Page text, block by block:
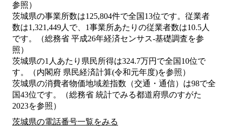
参照）
茨城県の事業所数は125,804件で全国13位です。従業者
数は1,321,449人で、1事業所あたりの従業者数は10.5人
です。（総務省 平成26年経済センサス‐基礎調査を参
照）
茨城県の1人あたり県民所得は324.7万円で全国10位で
す。（内閣府 県民経済計算(令和元年度)を参照）
茨城県の消費者物価地域差指数（交通・通信）は98で全
国43位です。（総務省 統計でみる都道府県のすがた
2023を参照）
茨城県の電話番号一覧をみる